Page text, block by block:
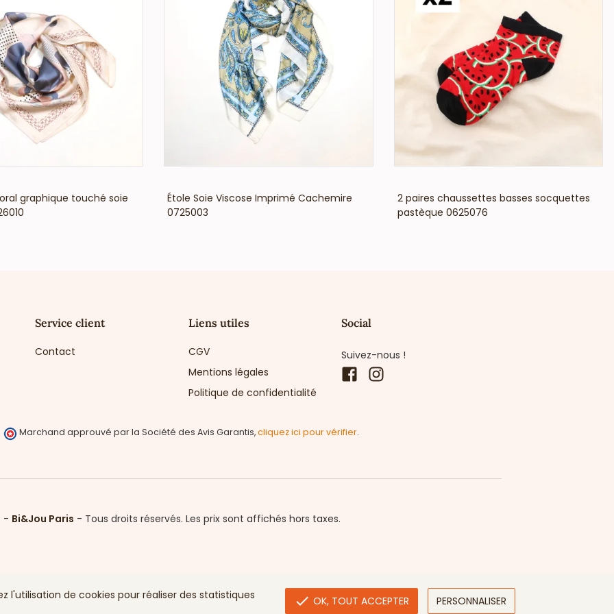
Un produit mode à forte valeur ajoutée
À la fois accessibles et différenciantes, ces chaussettes à message constituent unexcellent levier de
dynamisation des ventes
en point de vente. Leur packaging en lot renforce leur attractivité et leur
rotation rapide.
Intégrez dès maintenant ce produit tendance à votre assortiment pour répondre aux attentes
d’une clientèle en quête d’originalité et de style.
graphique touché soie
Étole Soie Viscose Imprimé Cachemire
0725003
2 paires chaussettes basses socquettes
pastèque 0625076
Service client
Contact
Liens utiles
CGV
Mentions légales
Politique de confidentialité
Social
Suivez-nous !
Facebook
Marchand approuvé par la Société des Avis Garantis,cliquez ici pour vérifier.
- Bi&Jou Paris - Tous droits réservés. Les prix sont affichés hors taxes.
l'utilisation de cookies pour réaliser des statistiques  OK, TOUT ACCEPTER PERSONNALISER